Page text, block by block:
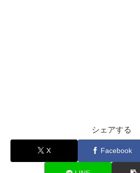
シェアする
X Facebook